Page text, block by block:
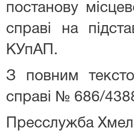
постанову
справі на
КУпАП.
З повним
справі № 686/
Пресслужба